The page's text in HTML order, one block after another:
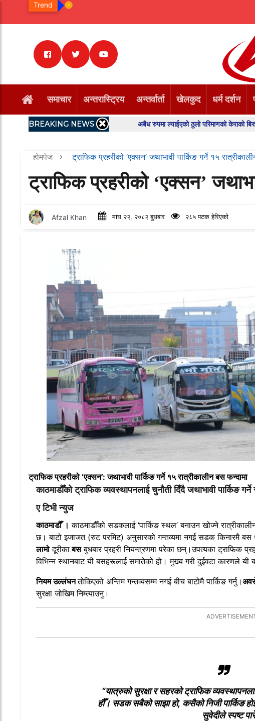
Trend
समाचार अन्तरास्ट्रिय अन्तर्वार्ता खेलकुद धर्म दर्शन
अबैध रुपमा ल्याईएको ठुलो परिमाणको केराको बिरुवा
BREAKING NEWS
होमपेज ट्राफिक प्रहरीको ‘एक्सन’ जथाभावी पार्किङ गर्ने १५
ट्राफिक प्रहरीको ‘एक्सन’
Afzal Khan माघ २२, २०८२ बुधबार २८५ पटक हेरिएको
ट्राफिक प्रहरीको ‘एक्सन’: जथाभावी पार्किङ गर्ने १५ रात्रीकालीन बस फन्दामा
काठमाडौँको ट्राफिक व्यवस्थापनलाई चुनौती दिँदै जथाभावी पार्किङ
ए टिभी न्युज
काठमाडौँ । काठमाडौँको सडकलाई ‘पार्किङ स्थल’ बनाउन खोज्ने
छ। बाटो इजाजत (रुट परमिट) अनुसारको गन्तव्यमा नगई सडक किनारमै बस
लामोदूरीकाबसबुधबार प्रहरी नियन्त्रणमा परेका छन्।उपत्यका ट्राफिक
विभिन्न स्थानबाट यी बसहरूलाई समातेको हो। मुख्य गरी दुईवटा कारणले यी
नियम उल्लंघनतोकिएको अन्तिम गन्तव्यसम्म नगई बीच बाटोमै पार्किङ गर्नु।
सुरक्षा जोखिम निम्त्याउनु।
“यात्रुको सुरक्षा र सहरको ट्राफिक
हौँ। सडक सबैको साझा हो, कसैको निजी पार्किङ
सुवेदीले स्पष्ट